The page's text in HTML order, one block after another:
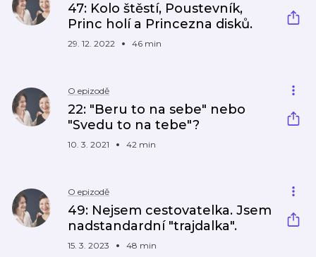
47: Kolo štěstí, Poustevník,
Princ holí a Princezna disků.
29. 12. 2022 46 min
O epizodě
22: "Beru to na sebe" nebo
"Svedu to na tebe"?
10. 3. 2021 42 min
O epizodě
49: Nejsem cestovatelka. Jsem
nadstandardní "trajdalka".
15. 3. 2023 48 min